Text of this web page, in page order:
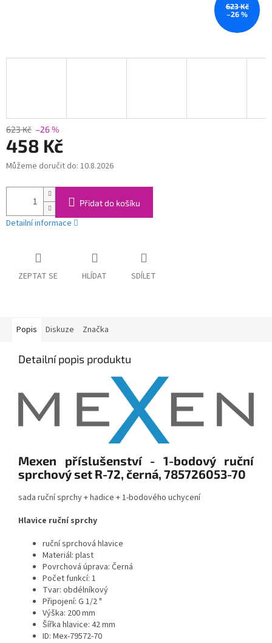
623 Kč
–26 %
623 Kč –26 %
458 Kč
Měrná
Můžeme doručit do: 10.8.2026
Přidat do košíku
Detailní informace
ZEPTAT SE HLÍDAT SDÍLET
Popis Diskuze Značka
Detailní popis produktu
Mexen příslušenství - 1-bodový ruční
sprchový set R-72, černá, 785726053-70
sada ruční sprchy + hadice + 1-bodového uchycení
Hlavice ruční sprchy
ruční sprchová hlavice
Materiál: plast
Povrchová úprava: Černá
Počet funkcí: 1
Tvar: obdélníkový
Připojení: G 1/2 "
Výška: 200 mm
Šířka hlavice: 42 mm
ID: Mex-79572-70